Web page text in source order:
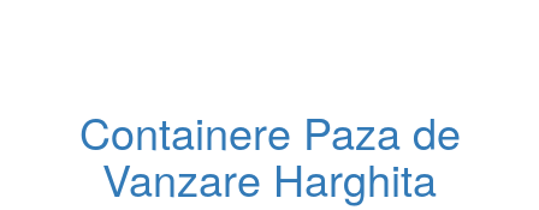
Containere Paza de
Vanzare Harghita